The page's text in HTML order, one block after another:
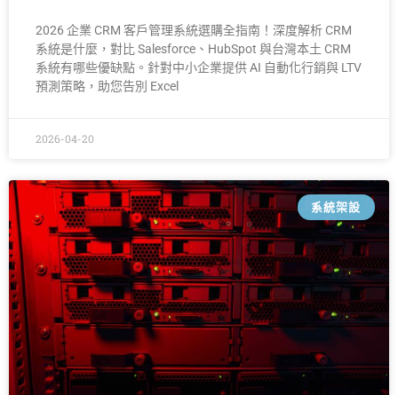
2026 企業 CRM 客戶管理系統選購全指南！深度解析 CRM
系統是什麼，對比 Salesforce、HubSpot 與台灣本土 CRM
系統有哪些優缺點。針對中小企業提供 AI 自動化行銷與 LTV
預測策略，助您告別 Excel
2026-04-20
系統架設